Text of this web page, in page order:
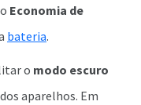
Economia de
bateria.
o modo escuro
aparelhos. Em